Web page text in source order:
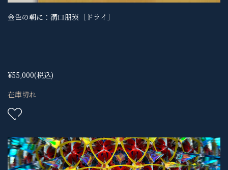
金色の朝に：溝口朋瑛［ドライ］
¥55,000(税込)
在庫切れ